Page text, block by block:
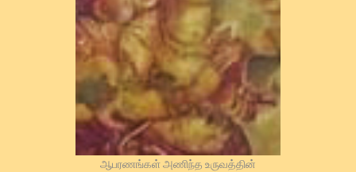
ஆபரணங்கள் அணிந்த உருவத்தின்